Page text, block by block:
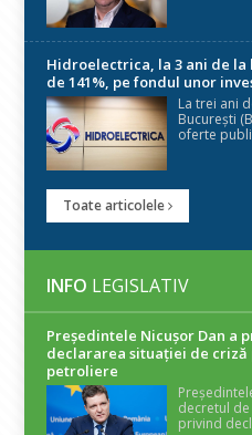
Hidroelectrica, la 3 ani de
de 141%, pe fondul unor
La trei ani
București
oferte
Toate articolele
INFO LEGISLATIV
Președintele Nicuşor Dan a
declararea situaţiei de
petroliere
decretul
privind